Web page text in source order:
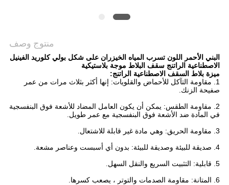
منتوج وصف
البني الأحمر اللون تسرب المياه الخيزران على شكل بولي كلوريد الفينيل
الاصطناعية الراتنج سقف البلاط موجة بلاستيكية
ميزة بلاط السقف الاصطناعية الراتنج:
1. مقاومة التآكل للأحماض والقلويات: إنها أكثر بثلاث مرات من عمر
صفيحة الزنك.
2. مقاومة الطقس: يمكن أن يكون العامل المضاد للأشعة فوق البنفسجية
في المادة ضد الأشعة فوق البنفسجية مع عمر طويل.
3. مقاومة الحريق: وهي مادة غير قابلة للاشتعال.
4. صديقة للبيئة وصديقة للبيئة: بدون أي أسبست وعناصر مشعة.
5. قابلية: التثبيت السريع والنقل السهل.
6. المتانة: مقاومة الصدمات والتوتر ، يصعب كسرها.